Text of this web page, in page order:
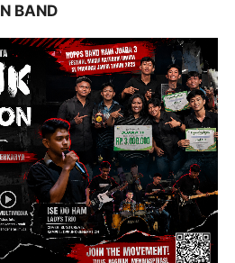
BAND